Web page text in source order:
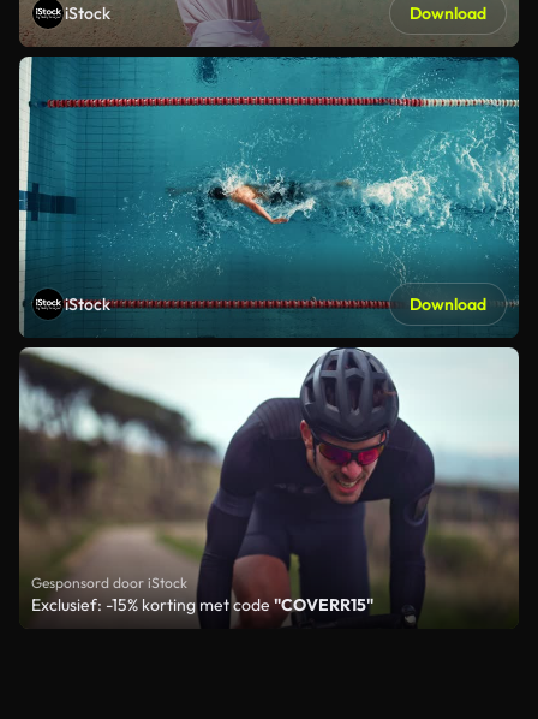
iStock Download
iStock Download
Gesponsord door iStock
Exclusief: -15% korting met code"COVERR15"